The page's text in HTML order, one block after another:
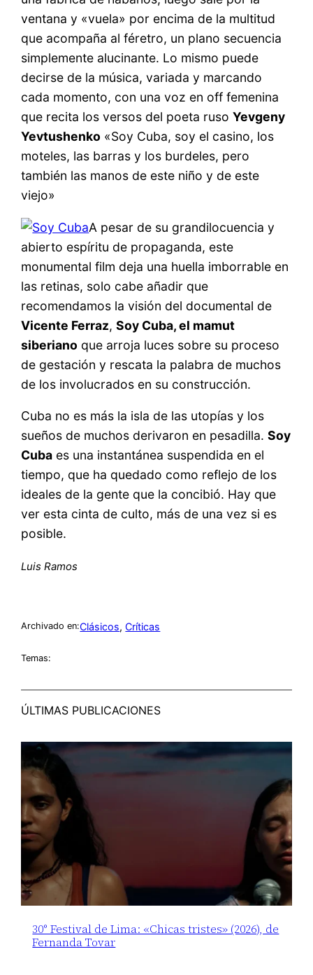
ventana y «vuela» por encima de la multitud
que acompaña al féretro, un plano secuencia
simplemente alucinante. Lo mismo puede
decirse de la música, variada y marcando
cada momento, con una voz en off femenina
que recita los versos del poeta rusoYevgeny
Yevtushenko «Soy Cuba, soy el casino, los
moteles, las barras y los burdeles, pero
también las manos de este niño y de este
viejo»
A pesar de su grandilocuencia y
abierto espíritu de propaganda, este
monumental film deja una huella imborrable en
las retinas, solo cabe añadir que
recomendamos la visión del documental de
Vicente Ferraz,Soy Cuba, el mamut
siberiano que arroja luces sobre su proceso
de gestación y rescata la palabra de muchos
de los involucrados en su construcción.
Cuba no es más la isla de las utopías y los
sueños de muchos derivaron en pesadilla.Soy
Cuba es una instantánea suspendida en el
tiempo, que ha quedado como reflejo de los
ideales de la gente que la concibió. Hay que
ver esta cinta de culto, más de una vez si es
posible.
Luis Ramos
Archivado en:Clásicos, Críticas
Temas:
ÚLTIMAS PUBLICACIONES
30° Festival de Lima: «Chicas tristes» (2026), de
Fernanda Tovar